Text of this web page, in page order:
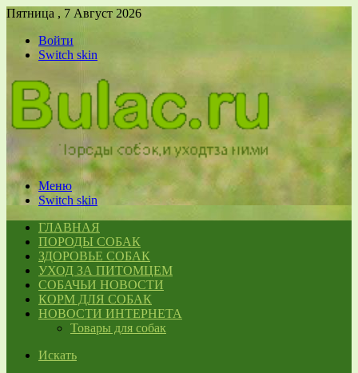
Пятница , 7 Август 2026
Войти
Switch skin
Меню
Switch skin
ГЛАВНАЯ
ПОРОДЫ СОБАК
ЗДОРОВЬЕ СОБАК
УХОД ЗА ПИТОМЦЕМ
СОБАЧЬИ НОВОСТИ
КОРМ ДЛЯ СОБАК
НОВОСТИ ИНТЕРНЕТА
Товары для собак
Искать